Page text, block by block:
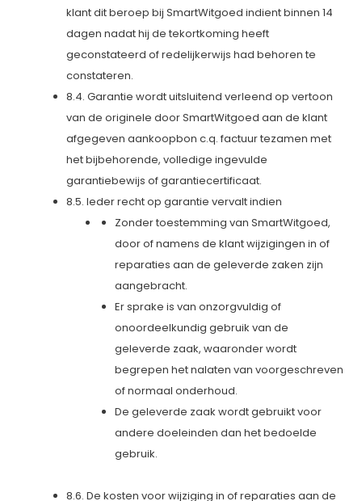
klant dit beroep bij SmartWitgoed indient binnen 14
dagen nadat hij de tekortkoming heeft
geconstateerd of redelijkerwijs had behoren te
constateren.
8.4. Garantie wordt uitsluitend verleend op vertoon
van de originele door SmartWitgoed aan de klant
afgegeven aankoopbon c.q. factuur tezamen met
het bijbehorende, volledige ingevulde
garantiebewijs of garantiecertificaat.
8.5. Ieder recht op garantie vervalt indien
Zonder toestemming van SmartWitgoed,
door of namens de klant wijzigingen in of
reparaties aan de geleverde zaken zijn
aangebracht.
Er sprake is van onzorgvuldig of
onoordeelkundig gebruik van de
geleverde zaak, waaronder wordt
begrepen het nalaten van voorgeschreven
of normaal onderhoud.
De geleverde zaak wordt gebruikt voor
andere doeleinden dan het bedoelde
gebruik.
8.6. De kosten voor wijziging in of reparaties aan de